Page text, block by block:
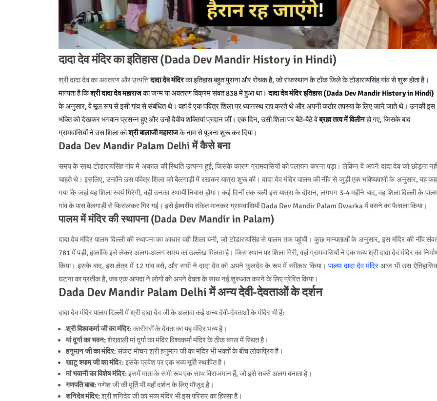
दादा देव मंदिर का इतिहास (Dada Dev Mandir History in Hindi)
श्री दादा देव का अवतरण और उत्पत्तिदादा देव मंदिरका इतिहास बहुत पुराना और रोचक है, जो राजस्थान के टोंक जिले के टोडारायसिंह गांव से शुरू होता है।
मान्यता है किश्री दादा देव महाराजका जन्म या अवतरण विक्रम संवत 838 में हुआ था।दादा देव मंदिर इतिहास (Dada Dev Mandir History in Hindi)
के अनुसार, वे मूल रूप से इसी गांव से संबंधित थे। वहां वे एक पवित्र शिला पर ध्यानस्थ रहा करते थे और अपनी कठोर तपस्या के लिए जाने जाते थे। उनकी इस
भक्ति को देखकर भगवान प्रसन्न हुए और उन्हें दैवीय शक्तियां प्रदान कीं। एक दिन, उसी शिला पर बैठे-बैठे वेब्रह्म तत्व में विलीनहो गए, जिसके बाद
ग्रामवासियों ने उस शिला कोश्री बालाजी महाराजके नाम से पूजना शुरू कर दिया।
Dada Dev Mandir Palam Delhi में कैसे बना
समय के साथ टोडारायसिंह गांव में अकाल की स्थिति उत्पन्न हुई, जिसके कारण ग्रामवासियों को पलायन करना पड़ा। लेकिन वे अपने दादा देव को छोड़ना
चाहते थे। इसलिए, उन्होंने उस पवित्र शिला को बैलगाड़ी में रखकर यात्रा शुरू की। दादा देव मंदिर पालम की नींव से जुड़ी एक भविष्यवाणी के अनुसार, यह
गया कि जहां यह शिला स्वयं गिरेगी, वही उनका स्थायी निवास होगा। कई दिनों तक चली इस यात्रा के दौरान, लगभग 3-4 महीने बाद, वह शिला दिल्ली के
गांव के पास बैलगाड़ी से फिसलकर गिर गई। इसे ईश्वरीय संकेत मानकर ग्रामवासियों Dada Dev Mandir Palam Dwarka में बसने का फैसला किया।
पालम में मंदिर की स्थापना (Dada Dev Mandir in Palam)
दादा देव मंदिर पालम दिल्ली की स्थापना का आधार वही शिला बनी, जो टोडारायसिंह से पालम तक पहुंची। कुछ मान्यताओं के अनुसार, इस मंदिर की नींव
781 में पड़ी, हालांकि इसे लेकर अलग-अलग समय का उल्लेख मिलता है। जिस स्थान पर शिला गिरी, वहां ग्रामवासियों ने एक भव्य श्री दादा देव मंदिर का
किया। इसके बाद, इस क्षेत्र में 12 गांव बसे, और सभी ने दादा देव को अपने कुलदेव के रूप में स्वीकार किया।पालम दादा देव मंदिर आज भी उस
घटना का प्रतीक है, जब एक आपदा ने लोगों को अपने देवता के साथ नई शुरुआत करने के लिए प्रेरित किया।
Dada Dev Mandir Palam Delhi में अन्य देवी-देवताओं के दर्शन
दादा देव मंदिर पालम दिल्ली में श्री दादा देव जी के अलावा कई अन्य देवी-देवताओं के मंदिर भी हैं:
श्री विश्वकर्मा जी का मंदिर: कारीगरों के देवता का यह मंदिर भव्य है।
मां दुर्गा का भवन:शेरावाली मां दुर्गा का मंदिर विश्वकर्मा मंदिर के ठीक बगल में स्थित है।
हनुमान जी का मंदिर: संकट मोचन श्री हनुमान जी का मंदिर भी भक्तों के बीच लोकप्रिय है।
खाटू श्याम जी का मंदिर: इसके प्रवेश पर एक भव्य मूर्ति स्थापित है।
मां भवानी का विशेष मंदिर: इसमें माता के सभी रूप एक साथ विराजमान हैं, जो इसे सबसे अलग बनाता है।
गणपति बाबा:गणेश जी की मूर्ति भी यहाँ दर्शन के लिए मौजूद है।
शनिदेव मंदिर:श्री शनिदेव जी का भव्य मंदिर भी इस परिसर का हिस्सा है।